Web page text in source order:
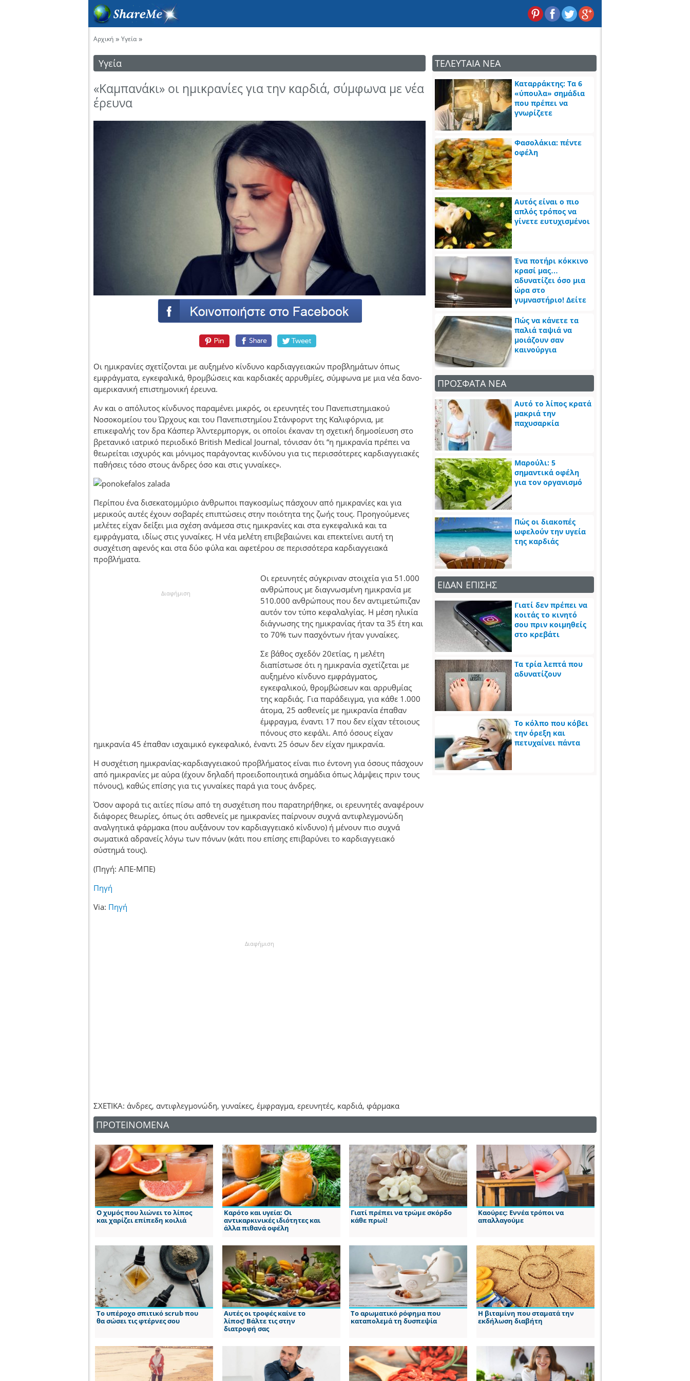
Αρχική » Υγεία »
Υγεία
«Καμπανάκι» οι ημικρανίες για την καρδιά, σύμφωνα με νέα
έρευνα
Οι ημικρανίες σχετίζονται με αυξημένο κίνδυνο καρδιαγγειακών προβλημάτων όπως
εμφράγματα, εγκεφαλικά, θρομβώσεις και καρδιακές αρρυθμίες, σύμφωνα με μια νέα δανο-
αμερικανική επιστημονική έρευνα.
Αν και ο απόλυτος κίνδυνος παραμένει μικρός, οι ερευνητές του Πανεπιστημιακού
Νοσοκομείου του Ώρχους και του Πανεπιστημίου Στάνφορντ της Καλιφόρνια, με
επικεφαλής τον δρα Κάσπερ Άλντερμποργκ, οι οποίοι έκαναν τη σχετική δημοσίευση στο
βρετανικό ιατρικό περιοδικό British Medical Journal, τόνισαν ότι “η ημικρανία πρέπει να
θεωρείται ισχυρός και μόνιμος παράγοντας κινδύνου για τις περισσότερες καρδιαγγειακές
παθήσεις τόσο στους άνδρες όσο και στις γυναίκες».
Περίπου ένα δισεκατομμύριο άνθρωποι παγκοσμίως πάσχουν από ημικρανίες και για
μερικούς αυτές έχουν σοβαρές επιπτώσεις στην ποιότητα της ζωής τους. Προηγούμενες
μελέτες είχαν δείξει μια σχέση ανάμεσα στις ημικρανίες και στα εγκεφαλικά και τα
εμφράγματα, ιδίως στις γυναίκες. Η νέα μελέτη επιβεβαιώνει και επεκτείνει αυτή τη
συσχέτιση αφενός και στα δύο φύλα και αφετέρου σε περισσότερα καρδιαγγειακά
προβλήματα.
Διαφήμιση
Οι ερευνητές σύγκριναν στοιχεία για 51.000
ανθρώπους με διαγνωσμένη ημικρανία με
510.000 ανθρώπους που δεν αντιμετώπιζαν
αυτόν τον τύπο κεφαλαλγίας. Η μέση ηλικία
διάγνωσης της ημικρανίας ήταν τα 35 έτη και
το 70% των πασχόντων ήταν γυναίκες.
Σε βάθος σχεδόν 20ετίας, η μελέτη
διαπίστωσε ότι η ημικρανία σχετίζεται με
αυξημένο κίνδυνο εμφράγματος,
εγκεφαλικού, θρομβώσεων και αρρυθμίας
της καρδιάς. Για παράδειγμα, για κάθε 1.000
άτομα, 25 ασθενείς με ημικρανία έπαθαν
έμφραγμα, έναντι 17 που δεν είχαν τέτοιους
πόνους στο κεφάλι. Από όσους είχαν
ημικρανία 45 έπαθαν ισχαιμικό εγκεφαλικό, έναντι 25 όσων δεν είχαν ημικρανία.
Η συσχέτιση ημικρανίας-καρδιαγγειακού προβλήματος είναι πιο έντονη για όσους πάσχουν
από ημικρανίες με αύρα (έχουν δηλαδή προειδοποιητικά σημάδια όπως λάμψεις πριν τους
πόνους), καθώς επίσης για τις γυναίκες παρά για τους άνδρες.
Όσον αφορά τις αιτίες πίσω από τη συσχέτιση που παρατηρήθηκε, οι ερευνητές αναφέρουν
διάφορες θεωρίες, όπως ότι ασθενείς με ημικρανίες παίρνουν συχνά αντιφλεγμονώδη
αναλγητικά φάρμακα (που αυξάνουν τον καρδιαγγειακό κίνδυνο) ή μένουν πιο συχνά
σωματικά αδρανείς λόγω των πόνων (κάτι που επίσης επιβαρύνει το καρδιαγγειακό
σύστημά τους).
(Πηγή: ΑΠΕ-ΜΠΕ)
Πηγή
Via: Πηγή
Διαφήμιση
ΣΧΕΤΙΚΑ: άνδρες, αντιφλεγμονώδη, γυναίκες, έμφραγμα, ερευνητές, καρδιά, φάρμακα
ΤΕΛΕΥΤΑΙΑ ΝΕΑ
Καταρράκτης: Τα 6
«ύπουλα» σημάδια
που πρέπει να
γνωρίζετε
Φασολάκια: πέντε
οφέλη
Αυτός είναι ο πιο
απλός τρόπος να
γίνετε ευτυχισμένοι
Ένα ποτήρι κόκκινο
κρασί μας…
αδυνατίζει όσο μια
ώρα στο
γυμναστήριο! Δείτε
Πώς να κάνετε τα
παλιά ταψιά να
μοιάζουν σαν
καινούργια
ΠΡΟΣΦΑΤΑ ΝΕΑ
Αυτό το λίπος κρατά
μακριά την
παχυσαρκία
Μαρούλι: 5
σημαντικά οφέλη
για τον οργανισμό
Πώς οι διακοπές
ωφελούν την υγεία
της καρδιάς
ΕΙΔΑΝ ΕΠΙΣΗΣ
Γιατί δεν πρέπει να
κοιτάς το κινητό
σου πριν κοιμηθείς
στο κρεβάτι
Τα τρία λεπτά που
αδυνατίζουν
Το κόλπο που κόβει
την όρεξη και
πετυχαίνει πάντα
ΠΡΟΤΕΙΝΟΜΕΝΑ
Ο χυμός που λιώνει το λίπος
και χαρίζει επίπεδη κοιλιά
Καρότο και υγεία: Οι
αντικαρκινικές ιδιότητες και
άλλα πιθανά οφέλη
Γιατί πρέπει να τρώμε σκόρδο
κάθε πρωί!
Καούρες: Εννέα τρόποι να
απαλλαγούμε
Το υπέροχο σπιτικό scrub που
θα σώσει τις φτέρνες σου
Αυτές οι τροφές καίνε το
λίπος! Βάλτε τις στην
διατροφή σας
Το αρωματικό ρόφημα που
καταπολεμά τη δυσπεψία
Η βιταμίνη που σταματά την
εκδήλωση διαβήτη